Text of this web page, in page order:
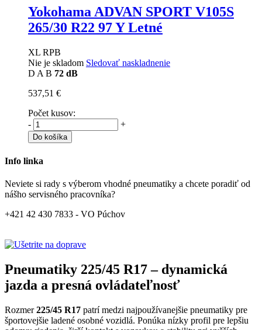
Yokohama ADVAN SPORT V105S
265/30 R22 97 Y Letné
XL RPB
Nie je skladom Sledovať naskladnenie
D A B 72 dB
537,51 €
Počet kusov:
-
+
Do košíka
Info linka
Neviete si rady s výberom vhodné pneumatiky a chcete poradiť od
nášho servisného pracovníka?
+421 42 430 7833 - VO Púchov
Pneumatiky 225/45 R17 – dynamická
jazda a presná ovládateľnosť
Rozmer225/45 R17 patrí medzi najpoužívanejšie pneumatiky pre
športovejšie ladené osobné vozidlá. Ponúka nízky profil pre lepšiu